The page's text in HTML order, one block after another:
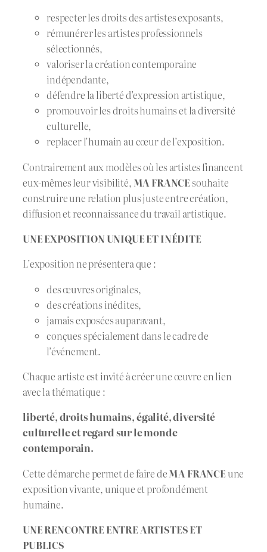
respecter les droits des artistes exposants,
rémunérer les artistes professionnels
sélectionnés,
valoriser la création contemporaine
indépendante,
défendre la liberté d’expression artistique,
promouvoir les droits humains et la diversité
culturelle,
replacer l’humain au cœur de l’exposition.
Contrairement aux modèles où les artistes financent
eux-mêmes leur visibilité, MA FRANCEsouhaite
construire une relation plus juste entre création,
diffusion et reconnaissance du travail artistique.
UNE EXPOSITION UNIQUE ET INÉDITE
L’exposition ne présentera que :
des œuvres originales,
des créations inédites,
jamais exposées auparavant,
conçues spécialement dans le cadre de
l’événement.
Chaque artiste est invité à créer une œuvre en lien
avec la thématique :
liberté, droits humains, égalité, diversité
culturelle et regard sur le monde
contemporain.
Cette démarche permet de faire deMA FRANCEune
exposition vivante, unique et profondément
humaine.
UNE RENCONTRE ENTRE ARTISTES ET
PUBLICS